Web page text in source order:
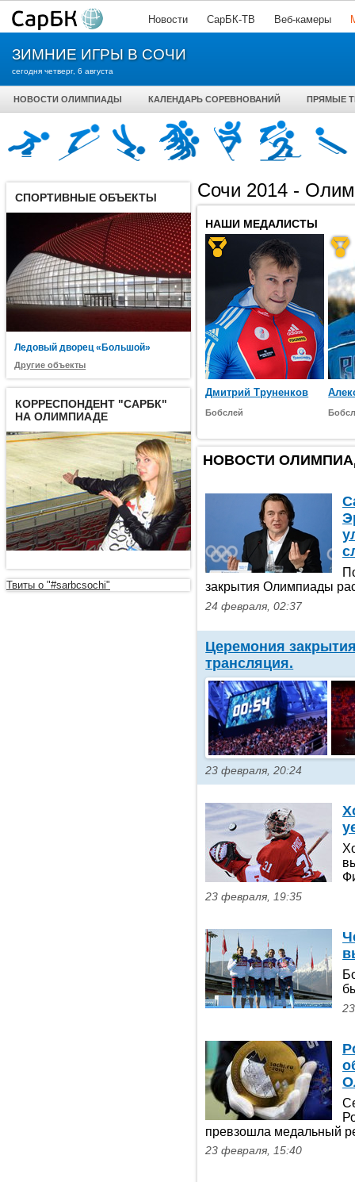
Новости СарБК-ТВ Веб-камеры
ЗИМНИЕ ИГРЫ В СОЧИ
сегодня четверг, 6 августа
НОВОСТИ ОЛИМПИАДЫ КАЛЕНДАРЬ СОРЕВНОВАНИЙ ПРЯМЫЕ
Сочи 2014 -
НАШИ МЕДАЛИСТЫ
Дмитрий Труненков
Бобслей
НОВОСТИ
закрытия Олимпиады
24 февраля, 02:37
Церемония
трансляция.
23 февраля, 20:24
23 февраля, 19:35
превзошла медальный
23 февраля, 15:40
СПОРТИВНЫЕ ОБЪЕКТЫ
Ледовый дворец «Большой»
Другие объекты
КОРРЕСПОНДЕНТ "САРБК"
НА ОЛИМПИАДЕ
Твиты о "#sarbcsochi"